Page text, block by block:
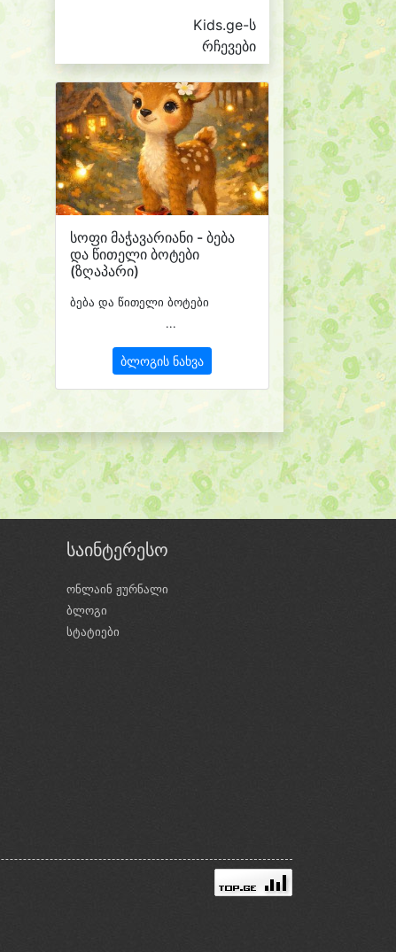
Kids.ge-ს
რჩევები
სოფი მაჭავარიანი - ბება
და წითელი ბოტები
(ზღაპარი)
ბება და წითელი ბოტები
...
ბლოგის ნახვა
საინტერესო
ონლაინ ჟურნალი
ბლოგი
სტატიები